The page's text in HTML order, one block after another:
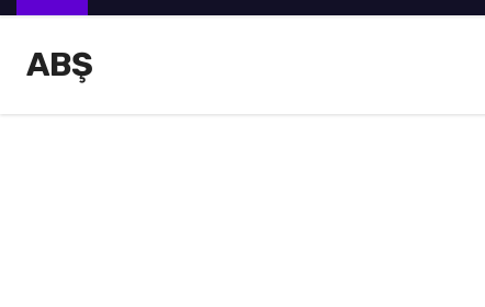
ABŞ